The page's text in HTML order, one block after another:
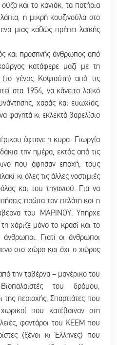
και το κονιάκ, τα ποτήρια
η μικρή κουζινούλα στο
μιας καθώς πρέπει λαϊκής
και προσηνής άνθρωπος από
κατάφερε μαζί με τη
γένος Κοψιαύτη) από τις
στα 1954, να κάνειτο λαϊκό
χαράς και ευωχίας,
φαγητά κι εκλεκτό βαρελίσιο
έφτανε η κυρα- Γιωργία
την ημέρα, εκτός από τις
που άφησαν εποχή, τους
κι όλες τις άλλες νοστιμιές
και του τηγανιού. Για να
πρώτα τον πελάτη και η
του ΜΑΡΙΝΟΥ. Υπήρχε
χάριζε μόνο το κρασί και το
Γιατί οι άνθρωποι
στο χώρο και όχι ο χώρος
την ταβέρνα – μαγέρικο του
του δρόμου,
της περιοχής, Σπαρτιάτες που
που κατέβαιναν στη
φαντάροι του ΚΕΕΜ που
(ξένοι κι Έλληνες) που